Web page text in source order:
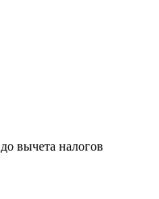
до вычета налогов